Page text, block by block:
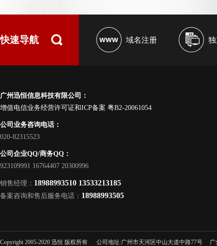
快速导航 域名注册
广州迅恒信息科技有限公司：
增值电信业务经营许可证和ICP备案 粤B2-20061054
公司业务咨询电话：
020-82315523
公司企业QQ/商务QQ：
923109991 16764407 20300996
销售经理： 18988993510 13533213185
备案咨询和售后服务电话： 18988993505
Copyright 2005-2020 迅恒 版权所有 公司地址:广州市天河区中山大道中路77号